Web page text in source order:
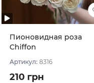
Пионовидная роза
Chiffon
Артикул: 8316
210 грн